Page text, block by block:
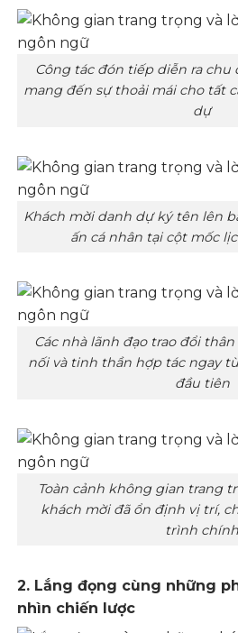
Công tác đón tiếp diễn ra chu
mang đến sự thoải mái cho tất
dự
Khách mời danh dự ký tên lên
ấn cá nhân tại cột mốc
Các nhà lãnh đạo trao đổi
nối và tinh thần hợp tác ngay
đầu tiên
Toàn cảnh không gian trang
khách mời đã ổn định vị trí,
trình chính
2. Lắng đọng cùng những
nhìn chiến lược